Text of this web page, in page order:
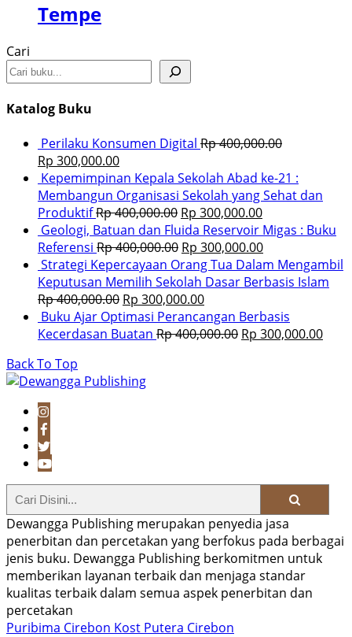
Tempe
Cari
Katalog Buku
Perilaku Konsumen Digital Rp400,000.00
Rp 300,000.00
Kepemimpinan Kepala Sekolah Abad ke-21 :
Membangun Organisasi Sekolah yang Sehat dan
ProduktifRp400,000.00 Rp 300,000.00
Geologi, Batuan dan Fluida Reservoir Migas : Buku
Referensi Rp400,000.00 Rp 300,000.00
Strategi Kepercayaan Orang Tua Dalam Mengambil
Keputusan Memilih Sekolah Dasar Berbasis Islam
Rp400,000.00 Rp 300,000.00
Buku Ajar Optimasi Perancangan Berbasis
Kecerdasan Buatan Rp400,000.00 Rp 300,000.00
Back To Top
Dewangga Publishing merupakan penyedia jasa
penerbitan dan percetakan yang berfokus pada berbagai
jenis buku. Dewangga Publishing berkomitmen untuk
memberikan layanan terbaik dan menjaga standar
kualitas terbaik dalam semua aspek penerbitan dan
percetakan
Puribima Cirebon Kost Putera Cirebon